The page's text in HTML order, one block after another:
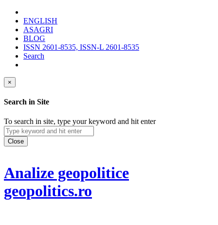
ENGLISH
ASAGRI
BLOG
ISSN 2601-8535, ISSN-L 2601-8535
Search
×
Search in Site
To search in site, type your keyword and hit enter
Close
Analize geopolitice
geopolitics.ro